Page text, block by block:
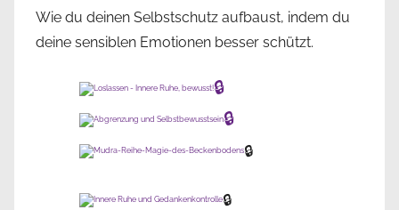
Wie du deinen Selbstschutz aufbaust, indem du
deine sensiblen Emotionen besser schützt.
🔒
🔒
🔒
🔒